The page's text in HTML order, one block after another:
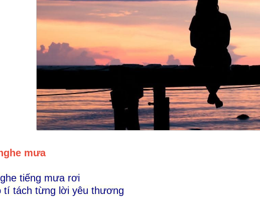
mưa
tiếng mưa rơi
tí tách từng lời yêu thương